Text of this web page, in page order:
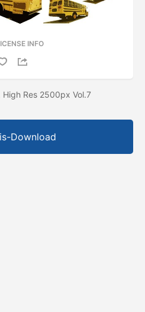
INFO
Res 2500px Vol.7
Download